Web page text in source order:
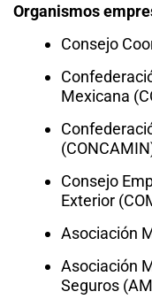
Organismos
Consejo
Mexicana
Consejo
Exterior
Asociación
Asociación
Seguros